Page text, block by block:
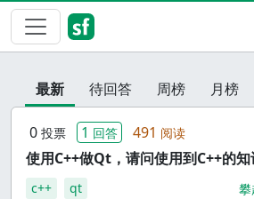
最新 待回答 周榜 月榜
0 投票 1 回答 491 阅读
使用C++做Qt，请问使用到C++的
c++ qt